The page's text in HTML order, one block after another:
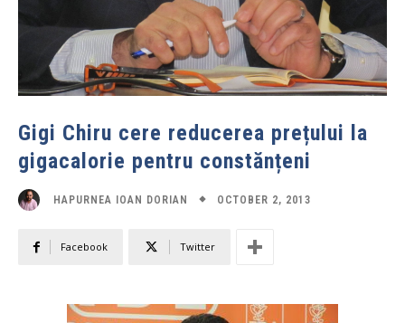
Gigi Chiru cere reducerea prețului la
gigacalorie pentru constănțeni
HAPURNEA IOAN DORIAN OCTOBER 2, 2013
Facebook Twitter